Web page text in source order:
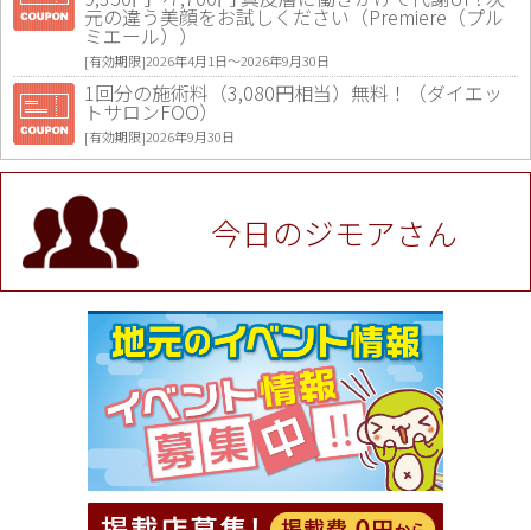
元の違う美顔をお試しください（Premiere（プル
ミエール））
[有効期限]2026年4月1日〜2026年9月30日
1回分の施術料（3,080円相当）無料！（ダイエッ
トサロンFOO）
[有効期限]2026年9月30日
値段提示後「ジモア見た」で更に買い取り金額 U
P！※チケットと新品商品は除く（大黒屋 高田馬場
駅前店）
[有効期限]2026年9月30日
★ジモア限定特典★ お会計より全品5％OFF（ナチ
ュラル＆ハンドメイドショップ［マキマキ］）
[有効期限]2026年9月30日まで
【ジモア限定①】初回割引 特価 VIO脱毛11,000円
⇒8,800円（メンズ専門ワックス脱毛サロン Mickle
（ミックル））
[有効期限]2026年9月30日
【ジモア読者特典2】コース 3,500円→3,000円（料
理5品+2時間飲み放題）（創作イタリアン Pia Cu
ore（ピアクオーレ））
[有効期限]2026年9月30日
今日のジモアさん